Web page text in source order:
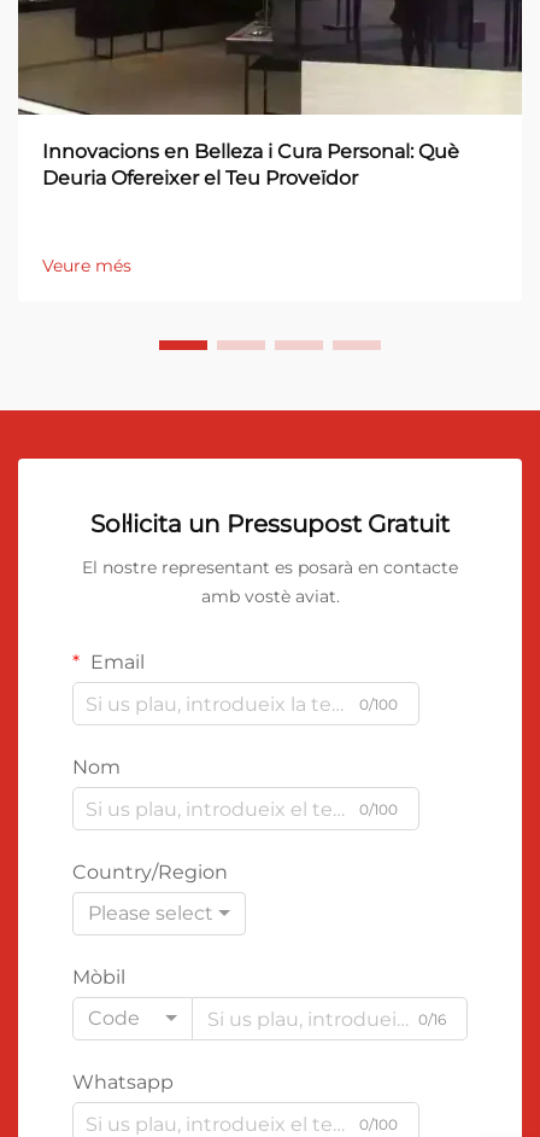
Innovacions en Belleza i Cura Personal: Què
Deuria Ofereixer el Teu Proveïdor
Veure més
Sol·licita un Pressupost Gratuit
El nostre representant es posarà en contacte
amb vostè aviat.
Email
0/100
Nom
0/100
Country/Region
Please select
Mòbil
Code
0/16
Whatsapp
0/100